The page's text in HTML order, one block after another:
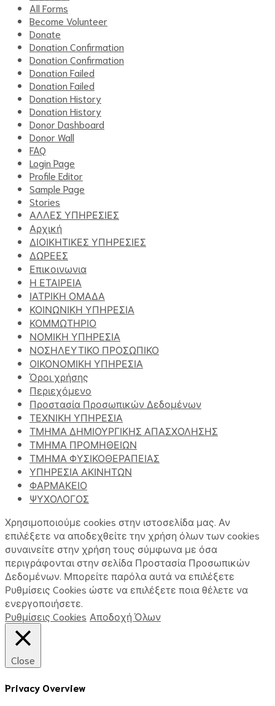
All Forms
Become Volunteer
Donate
Donation Confirmation
Donation Confirmation
Donation Failed
Donation Failed
Donation History
Donation History
Donor Dashboard
Donor Wall
FAQ
Login Page
Profile Editor
Sample Page
Stories
ΑΛΛΕΣ ΥΠΗΡΕΣΙΕΣ
Αρχική
ΔΙΟΙΚΗΤΙΚΕΣ ΥΠΗΡΕΣΙΕΣ
ΔΩΡΕΕΣ
Επικοινωνια
Η ΕΤΑΙΡΕΙΑ
ΙΑΤΡΙΚΗ ΟΜΑΔΑ
ΚΟΙΝΩΝΙΚΗ ΥΠΗΡΕΣΙΑ
ΚΟΜΜΩΤΗΡΙΟ
ΝΟΜΙΚΗ ΥΠΗΡΕΣΙΑ
ΝΟΣΗΛΕΥΤΙΚΟ ΠΡΟΣΩΠΙΚΟ
ΟΙΚΟΝΟΜΙΚΗ ΥΠΗΡΕΣΙΑ
Όροι χρήσης
Περιεχόμενο
Προστασία Προσωπικών Δεδομένων
ΤΕΧΝΙΚΗ ΥΠΗΡΕΣΙΑ
ΤΜΗΜΑ ΔΗΜΙΟΥΡΓΙΚΗΣ ΑΠΑΣΧΟΛΗΣΗΣ
ΤΜΗΜΑ ΠΡΟΜΗΘΕΙΩΝ
ΤΜΗΜΑ ΦΥΣΙΚΟΘΕΡΑΠΕΙΑΣ
ΥΠΗΡΕΣΙΑ ΑΚΙΝΗΤΩΝ
ΦΑΡΜΑΚΕΙΟ
ΨΥΧΟΛΟΓΟΣ
Χρησιμοποιούμε cookies στην ιστοσελίδα μας. Αν
επιλέξετε να αποδεχθείτε την χρήση όλων των cookies
συναινείτε στην χρήση τους σύμφωνα με όσα
περιγράφονται στην σελίδα Προστασία Προσωπικών
Δεδομένων. Μπορείτε παρόλα αυτά να επιλέξετε
Ρυθμίσεις Cookies ώστε να επιλέξετε ποια θέλετε να
ενεργοποιήσετε.
Ρυθμίσεις Cookies Αποδοχή Όλων
Close
Privacy Overview